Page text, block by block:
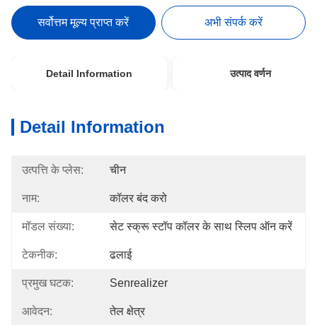
सर्वोत्तम मूल्य प्राप्त करें अभी संपर्क करें
Detail Information उत्पाद वर्णन
Detail Information
उत्पत्ति के प्लेस: चीन
नाम: कॉलर बंद करो
मॉडल संख्या: सेट स्क्रू स्टॉप कॉलर के साथ स्लिप ऑन करें
टेकनीक: ढलाई
प्रमुख घटक: Senrealizer
आवेदन: तेल क्षेत्र